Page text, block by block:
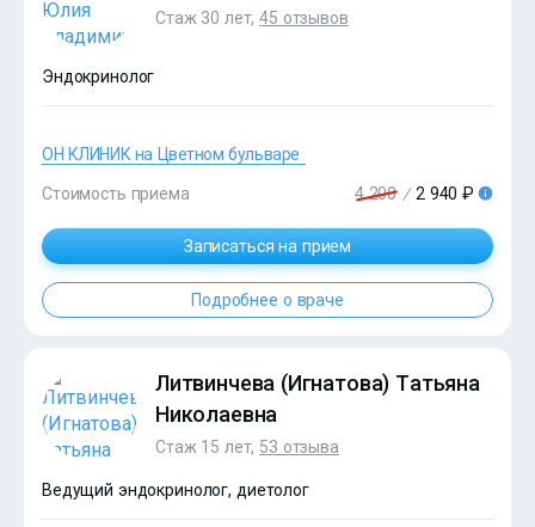
?>
Стаж 30 лет,45 отзывов
Эндокринолог
ОН КЛИНИК на Цветном бульваре
Стоимость приема 4 200 / 2 940 ₽
Записаться на прием
Подробнее о враче
Литвинчева (Игнатова) Татьяна
Николаевна
Стаж 15 лет, 53 отзыва
Ведущий эндокринолог, диетолог